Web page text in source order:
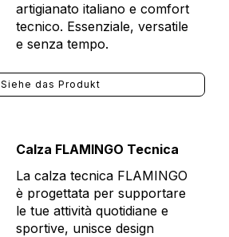
artigianato italiano e comfort
tecnico. Essenziale, versatile
e senza tempo.
Siehe das Produkt
Calza FLAMINGO Tecnica
La calza tecnica FLAMINGO
è progettata per supportare
le tue attività quotidiane e
sportive, unisce design